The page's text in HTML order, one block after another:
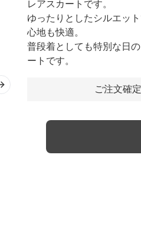
Next slide
レアスカートです。
ゆったりとしたシルエッ
心地も快適。
普段着としても特別な日
ートです。
ご注文確